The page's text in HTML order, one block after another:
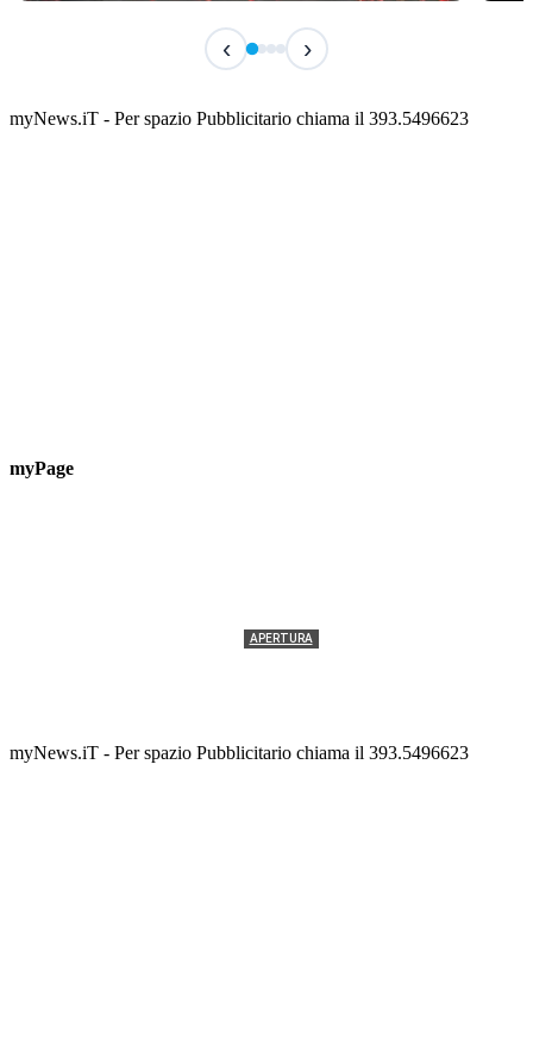
Miss Italia Molise 2026
‹ ›
myNews.iT - Per spazio Pubblicitario chiama il 393.5496623
myPage
APERTURA
myNews.iT - Per spazio Pubblicitario chiama il 393.5496623